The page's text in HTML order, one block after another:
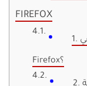
FIREFOX
1. هل يمكنني حذف الإشارات المرجعية في
Firefox؟